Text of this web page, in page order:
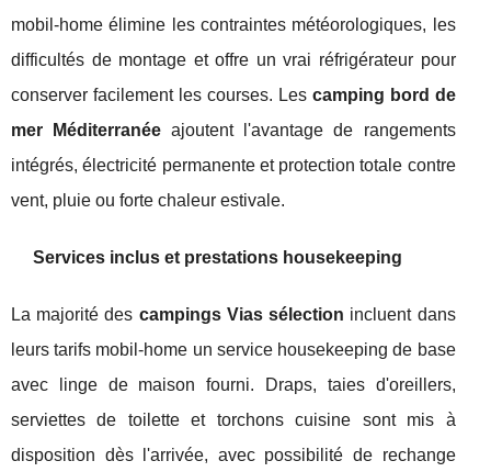
mobil-home élimine les contraintes météorologiques, les
difficultés de montage et offre un vrai réfrigérateur pour
conserver facilement les courses. Les camping bord de
mer Méditerranée ajoutent l'avantage de rangements
intégrés, électricité permanente et protection totale contre
vent, pluie ou forte chaleur estivale.
Services inclus et prestations housekeeping
La majorité des campings Vias sélection incluent dans
leurs tarifs mobil-home un service housekeeping de base
avec linge de maison fourni. Draps, taies d'oreillers,
serviettes de toilette et torchons cuisine sont mis à
disposition dès l'arrivée, avec possibilité de rechange